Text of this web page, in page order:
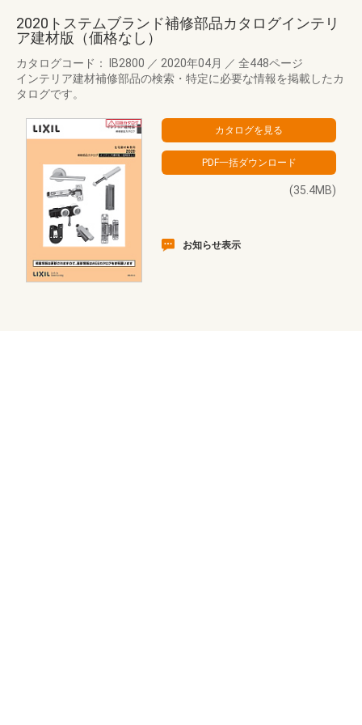
2020トステムブランド補修部品カタログインテリ
ア建材版（価格なし）
カタログコード： IB2800 ／ 2020年04月 ／ 全448ページ
インテリア建材補修部品の検索・特定に必要な情報を掲載したカ
タログです。
(35.4MB)
お知らせ表示